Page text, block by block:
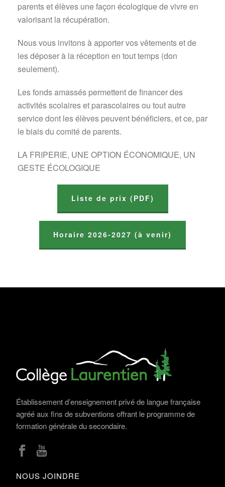
parents et élèves une façon écologique de vivre en
valorisant la récupération.
Nous vous invitons à apporter vos vêtements et de
les déposer à la réception en tout temps (don
seulement).
Les fonds amassés permettent de financer des
activités scolaires et parascolaires ou tout autre
service dont les élèves peuvent bénéficiers, et ce, par
le biais du comité de parents.
LA FRIPERIE, UNE OPTION ÉCONOMIQUE, UN
GESTE ÉCOLOGIQUE
Liste de prix (PDF)
Horaire 2026-2027 (à venir)
Établissement d’enseignement privé de langue française
agréé aux fins de subventions offrant le programme de
formation générale du secondaire.
NOUS JOINDRE